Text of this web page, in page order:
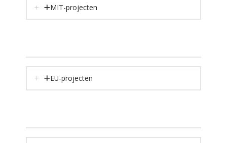
MIT-projecten
EU-projecten